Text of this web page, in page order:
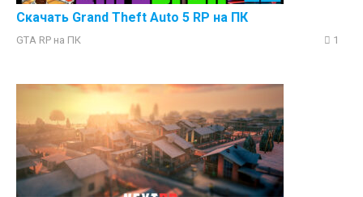
Скачать Grand Theft Auto 5 RP на ПК
GTA RP на ПК 1